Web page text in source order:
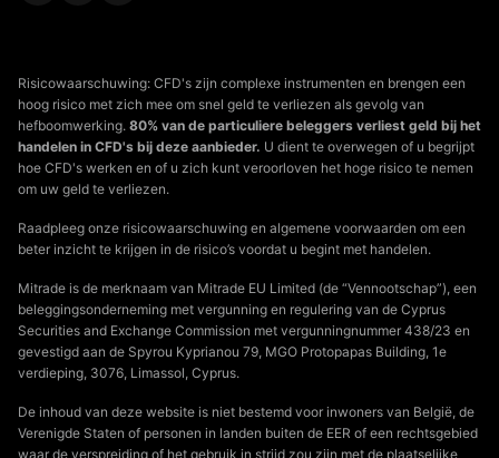
Risicowaarschuwing: CFD's zijn complexe instrumenten en brengen een
hoog risico met zich mee om snel geld te verliezen als gevolg van
hefboomwerking. 80% van de particuliere beleggers verliest geld bij het
handelen in CFD's bij deze aanbieder. U dient te overwegen of u begrijpt
hoe CFD's werken en of u zich kunt veroorloven het hoge risico te nemen
om uw geld te verliezen.
Raadpleeg onze risicowaarschuwing en algemene voorwaarden om een
beter inzicht te krijgen in de risico’s voordat u begint met handelen.
Mitrade is de merknaam van Mitrade EU Limited (de “Vennootschap”), een
beleggingsonderneming met vergunning en regulering van de Cyprus
Securities and Exchange Commission met vergunningnummer 438/23 en
gevestigd aan de Spyrou Kyprianou 79, MGO Protopapas Building, 1e
verdieping, 3076, Limassol, Cyprus.
De inhoud van deze website is niet bestemd voor inwoners van België, de
Verenigde Staten of personen in landen buiten de EER of een rechtsgebied
waar de verspreiding of het gebruik in strijd zou zijn met de plaatselijke